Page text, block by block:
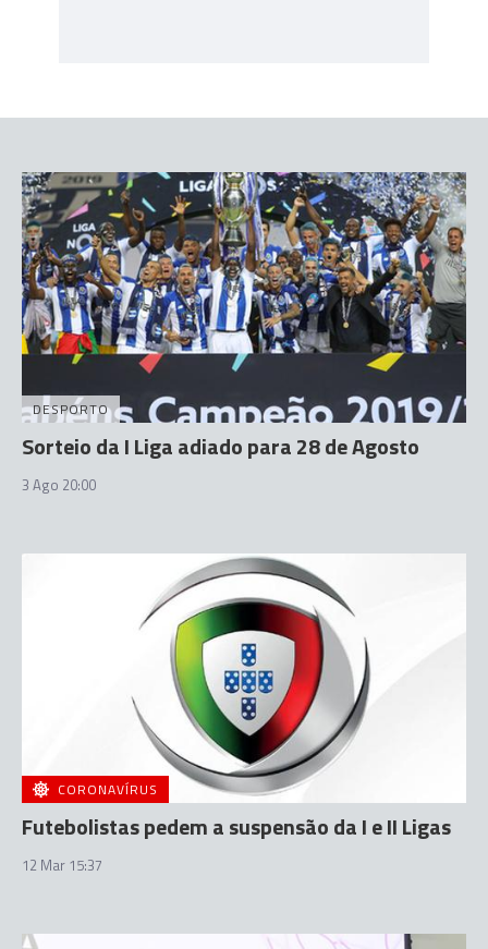
DESPORTO
Sorteio da I Liga adiado para 28 de Agosto
3 Ago 20:00
CORONAVÍRUS
Futebolistas pedem a suspensão da I e II Ligas
12 Mar 15:37